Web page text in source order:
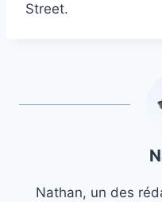
Street.
Nathan, un des